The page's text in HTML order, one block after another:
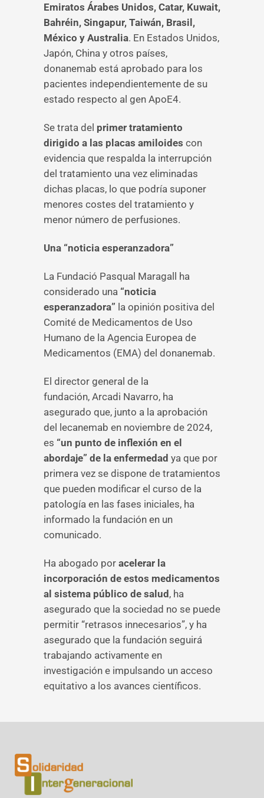
Emiratos Árabes Unidos, Catar, Kuwait,
Bahréin, Singapur, Taiwán, Brasil,
México y Australia. En Estados Unidos,
Japón, China y otros países,
donanemab está aprobado para los
pacientes independientemente de su
estado respecto al gen ApoE4.
Se trata del primer tratamiento
dirigido a las placas amiloides con
evidencia que respalda la interrupción
del tratamiento una vez eliminadas
dichas placas, lo que podría suponer
menores costes del tratamiento y
menor número de perfusiones.
Una “noticia esperanzadora”
La Fundació Pasqual Maragall ha
considerado una “noticia
esperanzadora” la opinión positiva del
Comité de Medicamentos de Uso
Humano de la Agencia Europea de
Medicamentos (EMA) del donanemab.
El director general de la
fundación, Arcadi Navarro, ha
asegurado que, junto a la aprobación
del lecanemab en noviembre de 2024,
es “un punto de inflexión en el
abordaje” de la enfermedad ya que por
primera vez se dispone de tratamientos
que pueden modificar el curso de la
patología en las fases iniciales, ha
informado la fundación en un
comunicado.
Ha abogado por acelerar la
incorporación de estos medicamentos
al sistema público de salud , ha
asegurado que la sociedad no se puede
permitir “retrasos innecesarios”, y ha
asegurado que la fundación seguirá
trabajando activamente en
investigación e impulsando un acceso
equitativo a los avances científicos.